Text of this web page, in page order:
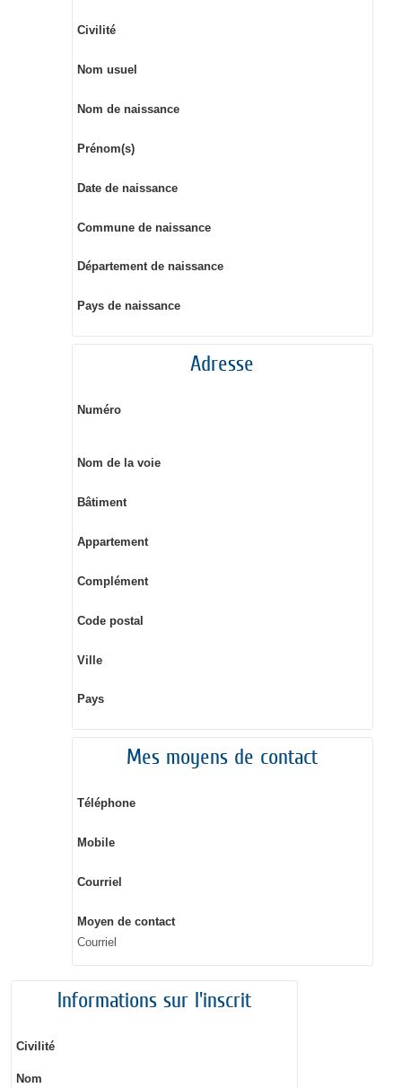
Civilité
Nom usuel
Nom de naissance
Prénom(s)
Date de naissance
Commune de naissance
Département de naissance
Pays de naissance
Adresse
Numéro
Nom de la voie
Bâtiment
Appartement
Complément
Code postal
Ville
Pays
Mes moyens de contact
Téléphone
Mobile
Courriel
Moyen de contact
Courriel
Informations sur l'inscrit
Civilité
Nom